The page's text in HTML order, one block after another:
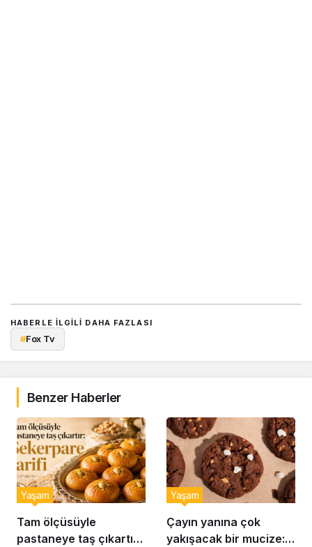
HABERLE ILGILI DAHA FAZLASI
#Fox Tv
Benzer Haberler
Tam ölçüsüyle
pastaneye taş çıkartır:
Yaşam
Çayın yanına çok
yakışacak bir mucize:
Yaşam